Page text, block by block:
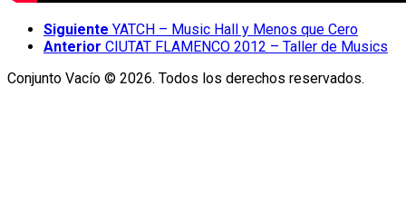
Siguiente YATCH – Music Hall y Menos que Cero
Anterior CIUTAT FLAMENCO 2012 – Taller de Musics
Conjunto Vacío © 2026. Todos los derechos reservados.